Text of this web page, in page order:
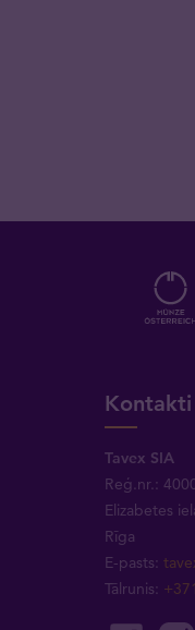
Kontakti
Tavex SIA
Reģ.nr.:
Elizabetes
Rīga
E-pasts:
Tālrunis: